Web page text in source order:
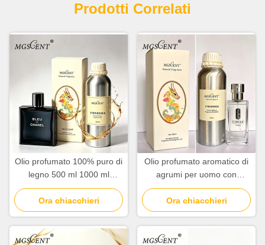
Prodotti Correlati
Olio profumato 100% puro di
legno 500 ml 1000 ml
Collezione al dettaglio
alberghiera
Ora chiacchieri
Olio profumato aromatico di
agrumi per uomo con
purezza al 100% con note di
mandarino e cedro
Ora chiacchieri